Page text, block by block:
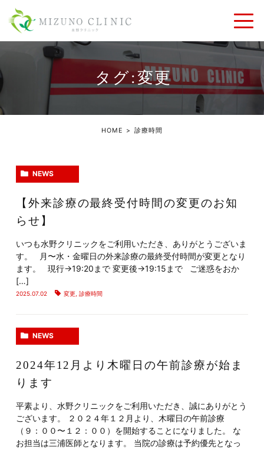
タグ:変更
HOME 診療時間
NEWS
【外来診療の最終受付時間の変更のお知
らせ】
いつも水野クリニックをご利用いただき、ありがとうございま
す。 月〜水・金曜日の外来診療の最終受付時間が変更となり
ます。 現行→19:20まで 変更後→19:15まで ご迷惑をおか
[…]
2025.07.02 変更, 診療時間
NEWS
2024年12月より木曜日の午前診療が始ま
ります
平素より、水野クリニックをご利用いただき、誠にありがとう
ございます。 ２０２４年１２月より、木曜日の午前診療
（９：００〜１２：００）を開始することになりました。 な
お担当は三浦医師となります。 当院の診療は予約優先となっ